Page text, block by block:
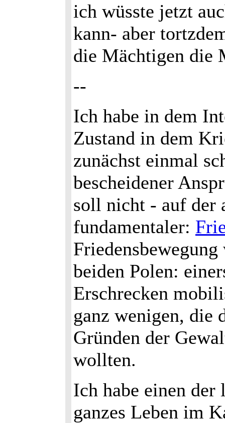
ich wüsste jetzt
kann- aber
die Mächtigen die
--
Ich habe in dem
Zustand in dem
zunächst einmal
bescheidener
soll nicht - auf der
fundamentaler:
beiden Polen:
Erschrecken
ganz wenigen, die
Gründen der
wollten.
Ich habe einen
ganzes Leben im